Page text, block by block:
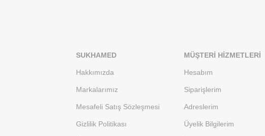
SUKHAMED
Hakkımızda
Markalarımız
Mesafeli Satış Sözleşmesi
Gizlilik Politikası
MÜŞTERI HIZMETLERI
Hesabım
Siparişlerim
Adreslerim
Üyelik Bilgilerim